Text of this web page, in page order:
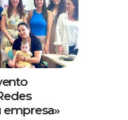
empresa»